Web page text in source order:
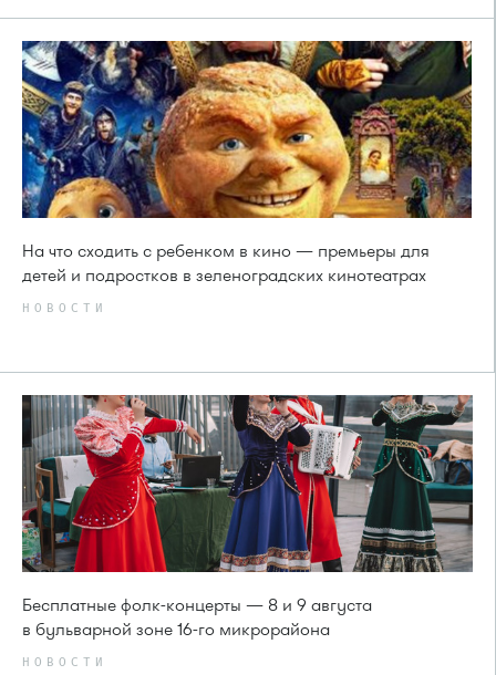
На что сходить с ребенком в кино — премьеры для
детей и подростков в зеленоградских кинотеатрах
НОВОСТИ
Бесплатные фолк-концерты — 8 и 9 августа
в бульварной зоне 16-го микрорайона
НОВОСТИ